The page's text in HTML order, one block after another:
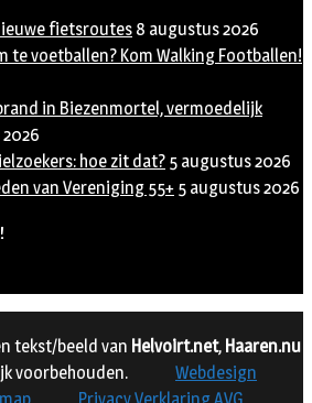
fietsroutes 8 augustus 2026
te voetballen? Kom Walking Footballen!
in Biezenmortel, vermoedelijk
hoe zit dat? 5 augustus 2026
van Vereniging 55+ 5 augustus 2026
tekst/beeld van Helvoirt.net, Haaren.nu
voorbehouden.
Webdesign